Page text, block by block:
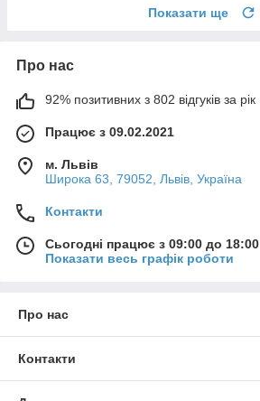
Показати ще
Про нас
92% позитивних з 802 відгуків за рік
Працює з 09.02.2021
м. Львів
Широка 63, 79052, Львів, Україна
Контакти
Сьогодні працює з 09:00 до 18:00
Показати весь графік роботи
Про нас
Контакти